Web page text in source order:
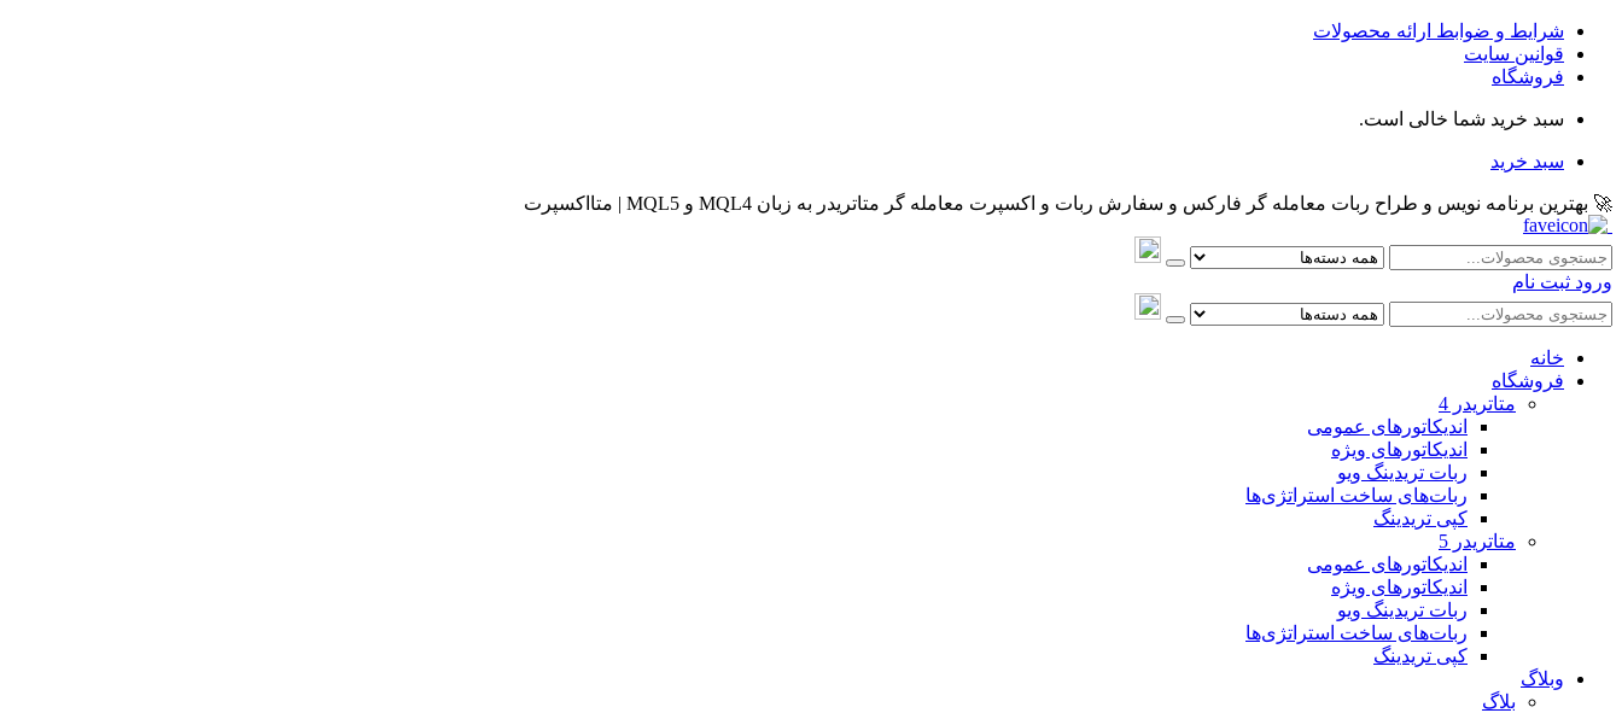
شرایط و ضوابط ارائه محصولات
قوانین سایت
فروشگاه
سبد خرید شما خالی است.
سبد خرید
🚀 بهترین برنامه نویس و طراح ربات معامله گر فارکس و سفارش ربات و اکسپرت معامله گر متاتریدر به زبان MQL4 و MQL5 | متااکسپرت
ورود ثبت نام
خانه
فروشگاه
متاتريدر 4
اندیکاتورهای عمومی
اندیکاتورهای ویژه
ربات تریدینگ ویو
ربات‌های ساخت استراتژی‌ها
کپی تریدینگ
متاتريدر 5
اندیکاتورهای عمومی
اندیکاتورهای ویژه
ربات تریدینگ ویو
ربات‌های ساخت استراتژی‌ها
کپی تریدینگ
وبلاگ
بلاگ